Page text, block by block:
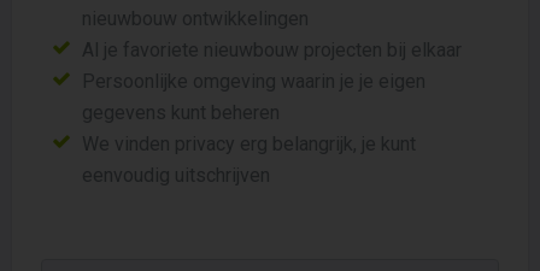
nieuwbouw ontwikkelingen
Al je favoriete nieuwbouw projecten bij elkaar
Persoonlijke omgeving waarin je je eigen
gegevens kunt beheren
We vinden privacy erg belangrijk, je kunt
eenvoudig uitschrijven